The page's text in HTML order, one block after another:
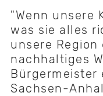
"Wenn unsere
was sie alles
unsere
nachhaltiges
Bürgermeister
Sachsen-